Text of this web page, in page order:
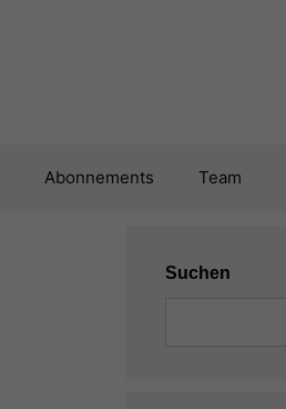
Abonnements Team
Suchen